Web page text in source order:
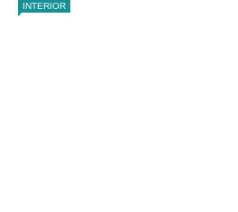
INTERIOR